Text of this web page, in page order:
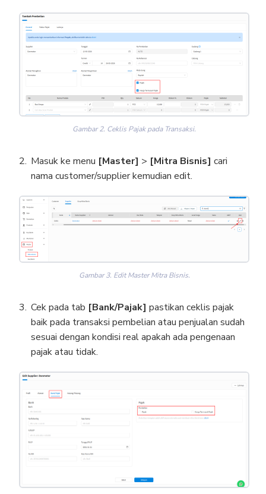
Gambar 2. Ceklis Pajak pada Transaksi.
Masuk ke menu [Master] > [Mitra Bisnis] cari
nama customer/supplier kemudian edit.
Gambar 3. Edit Master Mitra Bisnis.
Cek pada tab [Bank/Pajak] pastikan ceklis pajak
baik pada transaksi pembelian atau penjualan sudah
sesuai dengan kondisi real apakah ada pengenaan
pajak atau tidak.